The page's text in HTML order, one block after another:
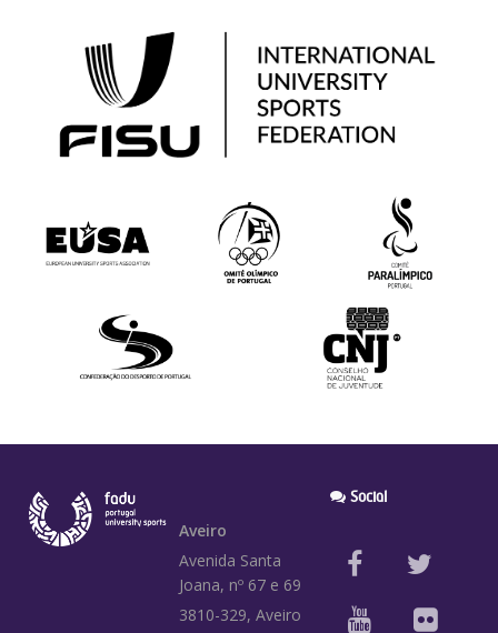
Aveiro
Avenida Santa
Joana, nº 67 e 69
3810-329, Aveiro
Social